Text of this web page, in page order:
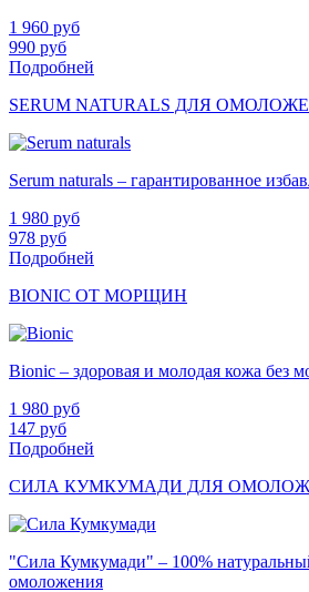
1 960 руб
990 руб
Подробней
SERUM NATURALS ДЛЯ
Serum naturals – гарантированное
1 980 руб
978 руб
Подробней
BIONIC ОТ МОРЩИН
Bionic – здоровая и молодая кожа без
1 980 руб
147 руб
Подробней
СИЛА КУМКУМАДИ ДЛЯ
"Сила Кумкумади" – 100%
омоложения